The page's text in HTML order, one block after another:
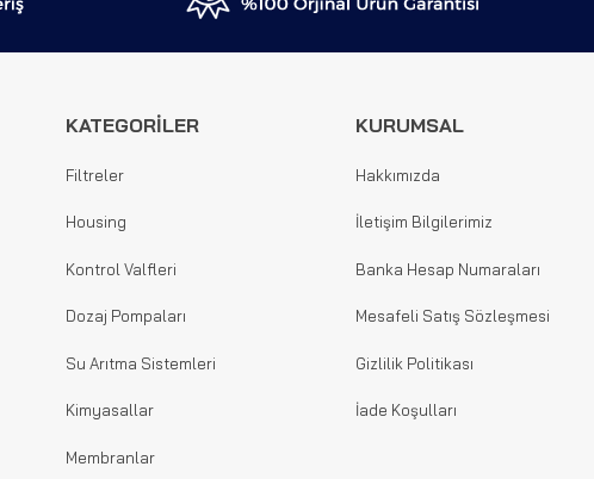
KATEGORİLER
Filtreler
Housing
Kontrol Valfleri
Dozaj Pompaları
Su Arıtma Sistemleri
Kimyasallar
Membranlar
KURUMSAL
Hakkımızda
İletişim Bilgilerimiz
Banka Hesap Numaraları
Mesafeli Satış Sözleşmesi
Gizlilik Politikası
İade Koşulları